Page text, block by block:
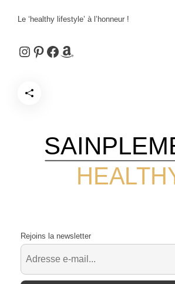
Le ‘healthy lifestyle’ à l’honneur !
Instagram
Pinterest
Facebook
Amazon
Rejoins la newsletter